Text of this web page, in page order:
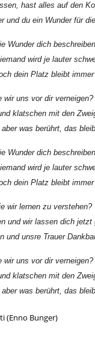
hast alles auf den
und du ein Wunder für
Wunder dich
wird je lauter
dein Platz bleibt
uns vor dir verneigen?
klatschen mit den
was berührt, das
Wunder dich
wird je lauter
dein Platz bleibt
wir lernen zu verstehen?
und wir lassen dich jetzt
und unsre Trauer
uns vor dir verneigen?
klatschen mit den
was berührt, das
(Enno Bunger)